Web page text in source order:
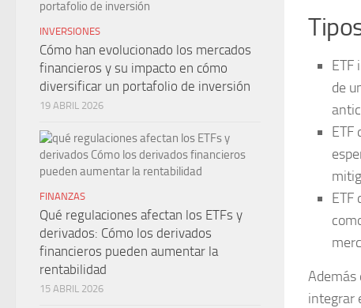
ETF
de
ETF
ETF
Además
integrar
INVERSIONES
Cómo han evolucionado los mercados
financieros y su impacto en cómo
diversificar un portafolio de inversión
19 ABRIL 2026
FINANZAS
Qué regulaciones afectan los ETFs y
derivados: Cómo los derivados
financieros pueden aumentar la
rentabilidad
15 ABRIL 2026